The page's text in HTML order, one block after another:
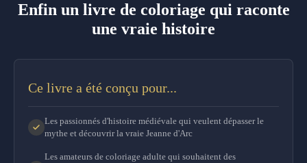
Enfin un livre de coloriage qui raconte
une vraie histoire
Ce livre a été conçu pour...
Les passionnés d'histoire médiévale qui veulent dépasser le
mythe et découvrir la vraie Jeanne d'Arc
Les amateurs de coloriage adulte qui souhaitent des